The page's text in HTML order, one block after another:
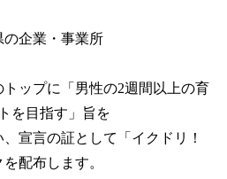
業・事業所
に「男性の2週間以上の育
を目指す」旨を
の証として「イクドリ！
配布します。